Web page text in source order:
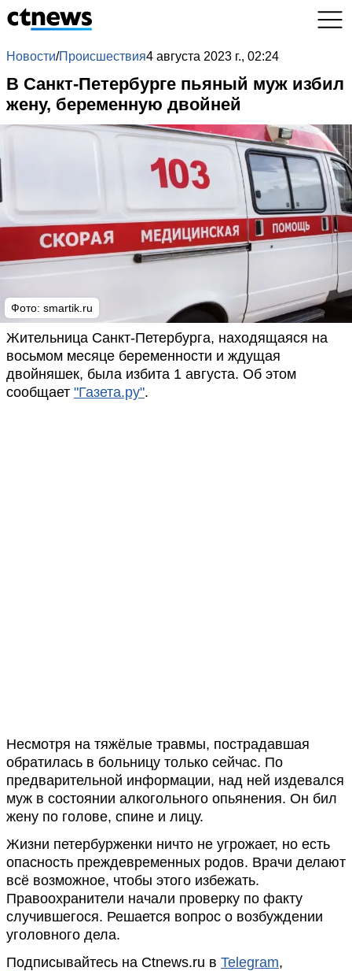
Новости/Происшествия4 августа 2023 г., 02:24
В Санкт-Петербурге пьяный муж избил
жену, беременную двойней
Фото: smartik.ru
Жительница Санкт-Петербурга, находящаяся на
восьмом месяце беременности и ждущая
двойняшек, была избита 1 августа. Об этом
сообщает "Газета.ру".
Несмотря на тяжёлые травмы, пострадавшая
обратилась в больницу только сейчас. По
предварительной информации, над ней издевался
муж в состоянии алкогольного опьянения. Он бил
жену по голове, спине и лицу.
Жизни петербурженки ничто не угрожает, но есть
опасность преждевременных родов. Врачи делают
всё возможное, чтобы этого избежать.
Правоохранители начали проверку по факту
случившегося. Решается вопрос о возбуждении
уголовного дела.
Подписывайтесь на Ctnews.ru в Telegram,